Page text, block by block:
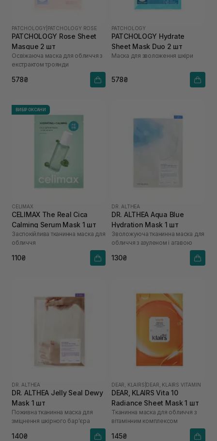
PATCHOLOGY PATCHOLOGY ROSE
PATCHOLOGY Rosе Sheet
Masque 2 шт
Освіжаюча маска для обличчя з
екстрактом троянди
578₴
PATCHOLOGY
PATCHOLOGY Hydrate
Sheet Mask Duo 2 шт
Маска для зволоження шкіри
578₴
ВИБІР ОКСАНИ
CELIMAX
CELIMAX The Real Cica
Calming Serum Mask 1 шт
Заспокійлива тканинна маска для
обличчя
110₴
DR. ALTHEA
DR. ALTHEA Aqua Blue
Hydration Mask 1 шт
Зволожуюча тканинна маска для
обличчя з азуленом і агавою
130₴
DR. ALTHEA
DR. ALTHEA Jelly Seal Dewy
Mask 1 шт
Поживна тканинна маска для
зміцнення шкірного бар'єра
140₴
DEAR, KLAIRS DEAR, KLAIRS VITAMIN
DEAR, KLAIRS Vita 10
Radiance Sheet Mask 1 шт
Тканинна маска для обличчя з
вітамінним комплексом
145₴